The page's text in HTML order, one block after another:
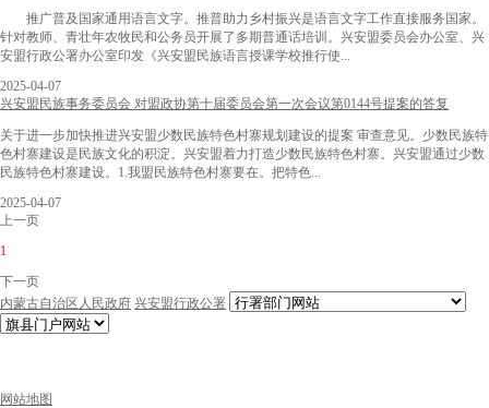
推广普及国家通用语言文字。推普助力乡村振兴是语言文字工作直接服务国家。
针对教师、青壮年农牧民和公务员开展了多期普通话培训。兴安盟委员会办公室、兴
安盟行政公署办公室印发《兴安盟民族语言授课学校推行使...
2025-04-07
兴安盟民族事务委员会 对盟政协第十届委员会第一次会议第0144号提案的答复
关于进一步加快推进兴安盟少数民族特色村寨规划建设的提案 审查意见。少数民族特
色村寨建设是民族文化的积淀。兴安盟着力打造少数民族特色村寨。兴安盟通过少数
民族特色村寨建设。1.我盟民族特色村寨要在。把特色...
2025-04-07
上一页
1
下一页
内蒙古自治区人民政府 兴安盟行政公署
网站地图